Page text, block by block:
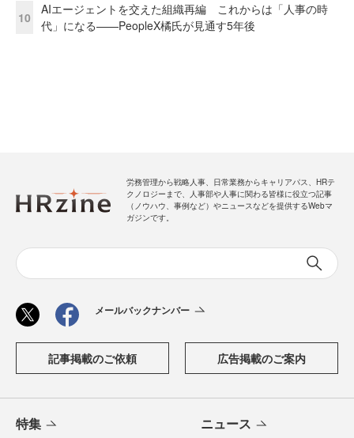
10
AIエージェントを交えた組織再編 これからは「人事の時
代」になる——PeopleX橘氏が見通す5年後
労務管理から戦略人事、日常業務からキャリアパス、HRテ
クノロジーまで、人事部や人事に関わる皆様に役立つ記事
（ノウハウ、事例など）やニュースなどを提供するWebマ
ガジンです。
メールバックナンバー
記事掲載のご依頼 広告掲載のご案内
特集 ニュース